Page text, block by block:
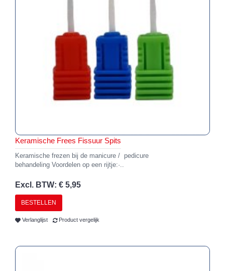
Keramische Frees Fissuur Spits
Keramische frezen bij de manicure / pedicure
behandeling Voordelen op een rijtje:·..
Excl. BTW: € 5,95
BESTELLEN
Verlanglijst Product vergelijk